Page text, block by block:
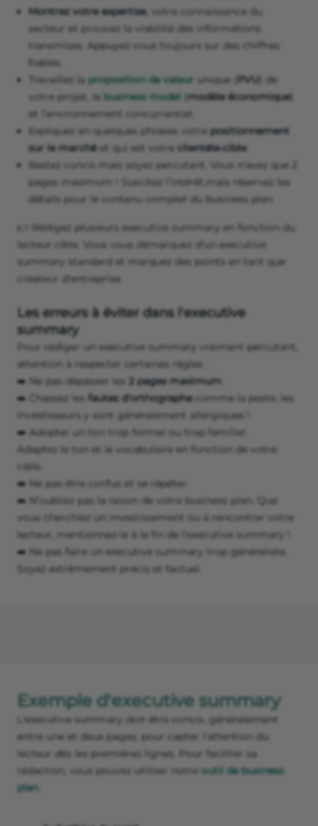
Montrez votre expertise, votre connaissance du
secteur et prouvez la viabilité des informations
transmises. Appuyez-vous toujours sur des chiffres
fiables.
Travaillez la proposition de valeur unique ( PVU ) de
votre projet, le business model modèle économique)
et l’environnement concurrentiel.
Expliquez en quelques phrases votre positionnement
sur le marchéet qui est votre clientèle-cible.
Restez concis mais soyez percutant. Vous n'avez que 2
pages maximum ! Suscitez l’intérêt,mais réservez les
détails pour le contenu complet du business plan.
👉 Rédigez plusieurs executive summary en fonction du
lecteur cible. Vous vous démarquez d'un executive
summary standard et marquez des points en tant que
créateur d'entreprise.
Les erreurs à éviter dans l'executive
summary
Pour rédiger un executive summary vraiment percutant,
attention à respecter certaines règles :
➡️ Ne pas dépasser les 2 pages maximum
➡️ Chassez les fautes d'orthographecomme la peste, les
investisseurs y sont généralement allergiques !
➡️ Adopter un ton trop formel ou trop familier.
Adaptez le ton et le vocabulaire en fonction de votre
cible.
➡️ Ne pas être confus et se répéter.
➡️ N’oubliez pas la raison de votre business plan. Que
vous cherchiez un investissement ou à rencontrer votre
lecteur, mentionnez-le à la fin de l'executive summary !
➡️ Ne pas faire un executive summary trop généraliste.
Soyez extrêmement précis et factuel.
Exemple d'executive summary
L'executive summary doit-être concis, généralement
entre une et deux pages, pour capter l'attention du
lecteur dès les premières lignes. Pour faciliter sa
rédaction, vous pouvez utiliser notre outil de business
plan.